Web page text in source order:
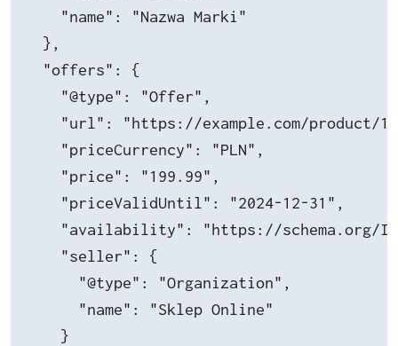
    "name": "Nazwa Marki"
  },
  "offers": {
    "@type": "Offer",
"url": "https://example.com/product/
    "priceCurrency": "PLN",
    "price": "199.99",
    "priceValidUntil": "2024-12-31",
"availability": "https://schema.org/
    "seller": {
      "@type": "Organization",
      "name": "Sklep Online"
    }